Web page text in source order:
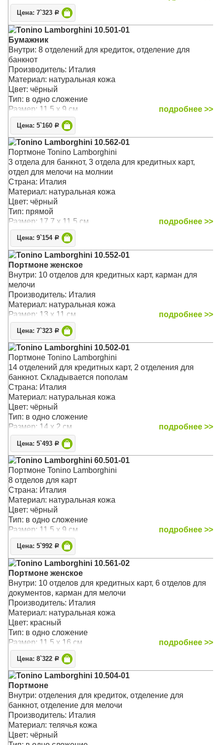
Цена: 7`323 Р
Tonino Lamborghini 10.501-01
Бумажник
Внутри: 8 отделений для кредиток, отделение для
банкнот
Производитель: Италия
Материал: натуральная кожа
Цвет: чёрный
Тип: в одно сложение
Размер: 11.5 x 9 см
подробнее >>
Цена: 5`160 Р
Tonino Lamborghini 10.562-01
Портмоне Tonino Lamborghini
3 отдела для банкнот, 3 отдела для кредитных карт,
отдел для мелочи на молнии
Страна: Италия
Материал: натуральная кожа
Цвет: чёрный
Тип: прямой
Размер: 17.7 x 11.5 см
подробнее >>
Цена: 9`154 Р
Tonino Lamborghini 10.552-01
Портмоне женское
Внутри: 10 отделов для кредитных карт, карман для
мелочи
Производитель: Италия
Материал: натуральная кожа
Размер: 13 x 11 см
подробнее >>
Цена: 7`323 Р
Tonino Lamborghini 10.502-01
Портмоне Tonino Lamborghini
14 отделений для кредитных карт, 2 отделения для
банкнот. Складывается пополам
Страна: Италия
Материал: натуральная кожа
Цвет: чёрный
Тип: в одно сложение
Размер: 14 x 2 см
подробнее >>
Цена: 5`493 Р
Tonino Lamborghini 60.501-01
Портмоне Tonino Lamborghini
8 отделов для карт
Страна: Италия
Материал: натуральная кожа
Цвет: чёрный
Тип: в одно сложение
Размер: 11.5 x 9 см
подробнее >>
Цена: 5`992 Р
Tonino Lamborghini 10.561-02
Портмоне женское
Внутри: 10 отделов для кредитных карт, 6 отделов для
документов, карман для мелочи
Производитель: Италия
Материал: натуральная кожа
Цвет: красный
Тип: в одно сложение
Размер: 11.5 x 16 см
подробнее >>
Цена: 8`322 Р
Tonino Lamborghini 10.504-01
Портмоне
Внутри: отделения для кредиток, отделение для
банкнот, отделение для мелочи
Производитель: Италия
Материал: телячья кожа
Цвет: чёрный